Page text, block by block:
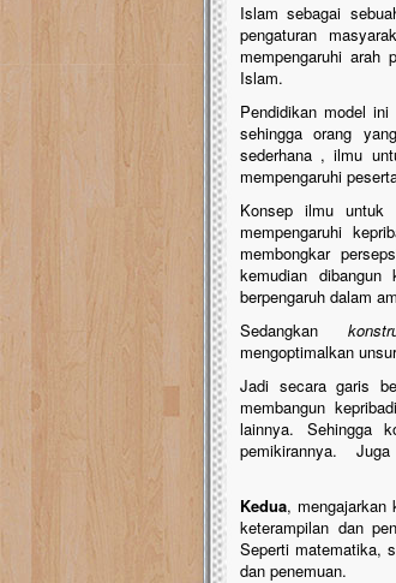
Islam sebagai
pengaturan
mempengaruhi arah
Islam.
Pendidikan model
sehingga orang
sederhana , ilmu
mempengaruhi
Konsep ilmu untuk
mempengaruhi
membongkar
kemudian
berpengaruh dalam
Sedangkan
mengoptimalkan
Jadi secara garis
membangun
lainnya. Sehingga
pemikirannya.
Kedua, mengajarkan
keterampilan dan
Seperti matematika,
dan penemuan.